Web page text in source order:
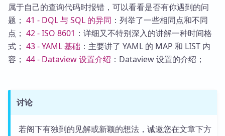
属于自己的查询代码时报错，可以看看是否有你遇到的问
题； 41 - DQL 与 SQL 的异同 ：列举了一些相同点和不同
点； 42 - ISO 8601 ：详细又不特别深入的讲解一种时间格
式； 43 - YAML 基础 ：主要讲了 YAML 的 MAP 和 LIST 内
容； 44 - Dataview 设置介绍 ：Dataview 设置的介绍；
讨论
若阁下有独到的见解或新颖的想法，诚邀您在文章下方